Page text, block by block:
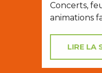
Concerts,
animations
LIRE LA